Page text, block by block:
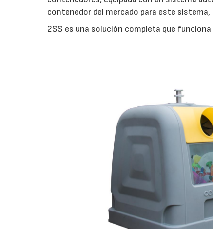
contenedor del mercado para este
2SS es una solución completa que